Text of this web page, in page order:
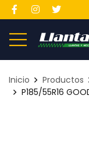
Inicio Productos
P185/55R16